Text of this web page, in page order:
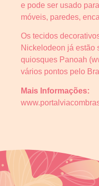
e pode ser usado
móveis, paredes,
Os tecidos
Nickelodeon já estão
quiosques Panoah
vários pontos pelo
Mais Informações: